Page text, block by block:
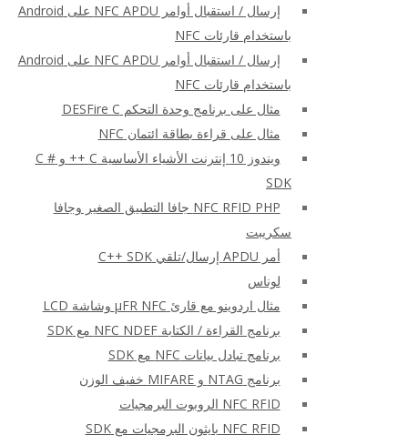
إرسال / استقبال أوامر NFC APDU على Android
باستخدام قارئات NFC
إرسال / استقبال أوامر NFC APDU على Android
باستخدام قارئات NFC
مثال على برنامج وحدة التحكم DESFire C
مثال على قراءة بطاقة ائتمان NFC
ويندوز 10 إنترنت الأشياء الأساسية C ++ و C #
SDK
NFC RFID PHP جافا التطبيق الصغير وجافا
سكريبت
أمر APDU إرسال/تلقي C++ SDK
لوناس
مثال اردوينو مع قارئ μFR NFC وشاشة LCD
برنامج القراءة / الكتابة NFC NDEF مع SDK
برنامج تبادل بيانات NFC مع SDK
برنامج NTAG و MIFARE خفيف الوزن
NFC RFID الروبوت البرمجيات
NFC RFID بايثون البرمجيات مع SDK